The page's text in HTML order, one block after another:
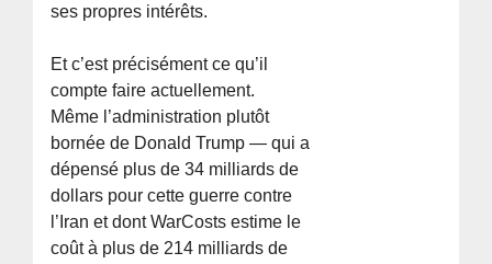
ses propres intérêts.
Et c’est précisément ce qu’il
compte faire actuellement.
Même l’administration plutôt
bornée de Donald Trump — qui a
dépensé plus de 34 milliards de
dollars pour cette guerre contre
l’Iran et dont WarCosts estime le
coût à plus de 214 milliards de